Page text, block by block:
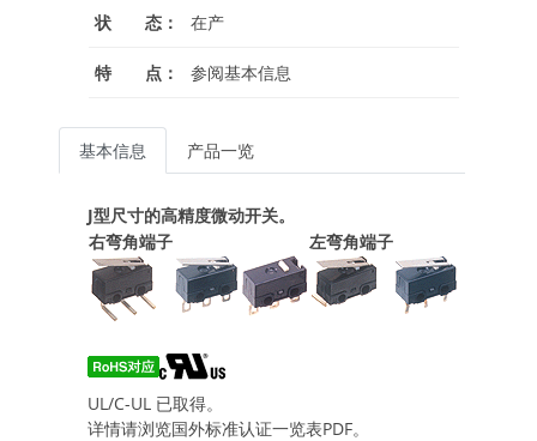
状 态： 在产
特 点： 参阅基本信息
基本信息 产品一览
J型尺寸的高精度微动开关。
右弯角端子
左弯角端子
UL/C-UL 已取得。
详情请浏览国外标准认证一览表PDF。